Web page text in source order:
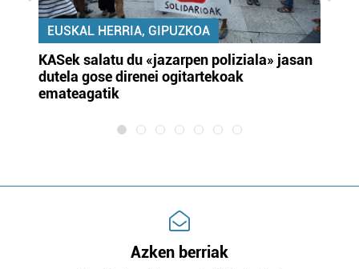
EUSKAL HERRIA, GIPUZKOA
KASek salatu du «jazarpen poliziala» jasan
dutela gose direnei ogitartekoak
emateagatik
Azken berriak